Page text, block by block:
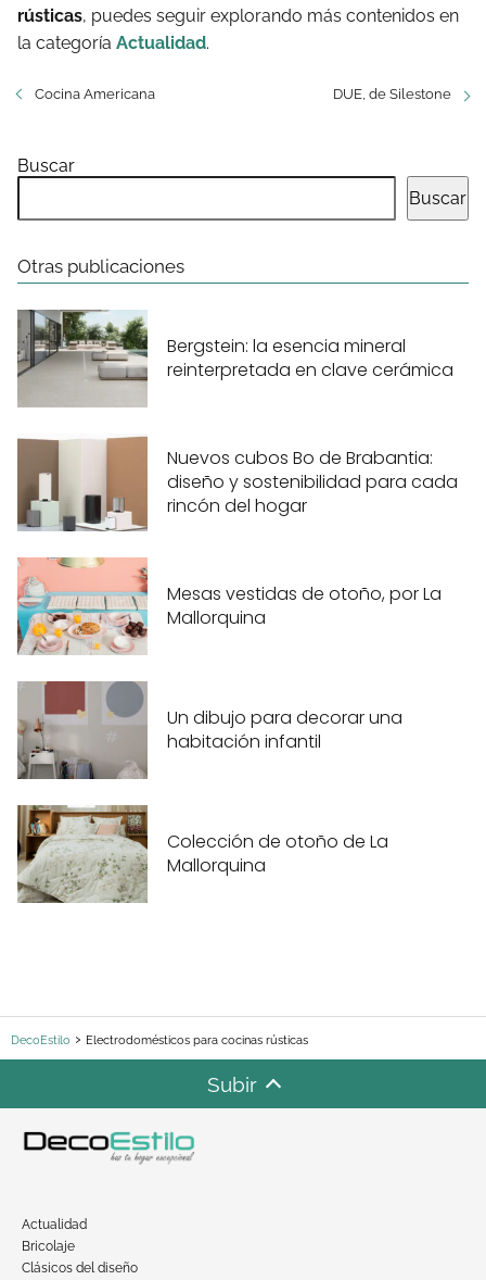
rústicas, puedes seguir explorando más contenidos en
la categoría Actualidad.
Cocina Americana DUE, de Silestone
Buscar
Buscar
Otras publicaciones
Bergstein: la esencia mineral
reinterpretada en clave cerámica
Nuevos cubos Bo de Brabantia:
diseño y sostenibilidad para cada
rincón del hogar
Mesas vestidas de otoño, por La
Mallorquina
Un dibujo para decorar una
habitación infantil
Colección de otoño de La
Mallorquina
DecoEstilo Electrodomésticos para cocinas rústicas
Subir
Actualidad
Bricolaje
Clásicos del diseño